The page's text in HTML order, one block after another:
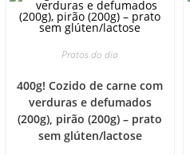
Pratos do dia
400g! Cozido de carne com
verduras e defumados
(200g), pirão (200g) – prato
sem glúten/lactose